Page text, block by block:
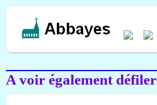
A voir également défiler